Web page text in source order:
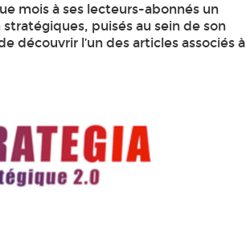
mois à ses lecteurs-abonnés un
puisés au sein de son
découvrir l’un des articles associés à